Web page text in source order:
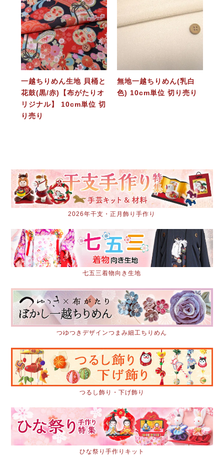
一越ちりめん生地 貝桶と
花鼓(黒/赤)【布がたりオ
リジナル】 10cm単位 切
り売り
無地一越ちりめん(乳白
色) 10cm単位 切り売り
2026年干支・正月飾り手作り
七五三着物向き生地
つゆつきデザインつまみ細工ちりめん
つるし飾り・下げ飾り
ひな祭り手作りキット